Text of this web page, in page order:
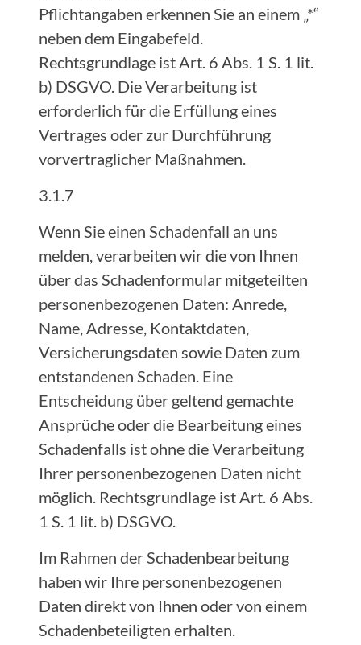
Pflichtangaben erkennen Sie an einem „*“
neben dem Eingabefeld.
Rechtsgrundlage ist Art. 6 Abs. 1 S. 1 lit.
b) DSGVO. Die Verarbeitung ist
erforderlich für die Erfüllung eines
Vertrages oder zur Durchführung
vorvertraglicher Maßnahmen.
3.1.7
Wenn Sie einen Schadenfall an uns
melden, verarbeiten wir die von Ihnen
über das Schadenformular mitgeteilten
personenbezogenen Daten: Anrede,
Name, Adresse, Kontaktdaten,
Versicherungsdaten sowie Daten zum
entstandenen Schaden. Eine
Entscheidung über geltend gemachte
Ansprüche oder die Bearbeitung eines
Schadenfalls ist ohne die Verarbeitung
Ihrer personenbezogenen Daten nicht
möglich. Rechtsgrundlage ist Art. 6 Abs.
1 S. 1 lit. b) DSGVO.
Im Rahmen der Schadenbearbeitung
haben wir Ihre personenbezogenen
Daten direkt von Ihnen oder von einem
Schadenbeteiligten erhalten.